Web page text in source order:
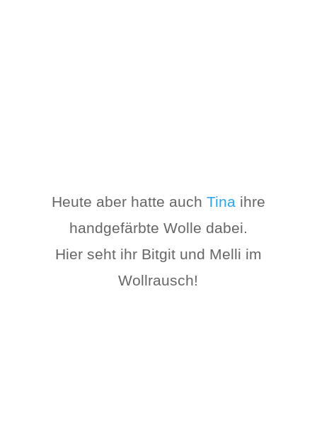
Heute aber hatte auch Tina ihre
handgefärbte Wolle dabei.
Hier seht ihr Bitgit und Melli im
Wollrausch!